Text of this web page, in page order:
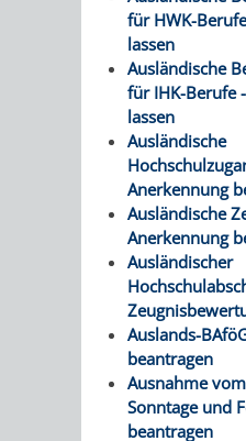
ROLF-
HAUS
IM
ALTEN
RATHAUS
für HWK-
lassen
Ausländische
für IHK-Berufe
lassen
Ausländische
Anerkennung
Ausländische
Anerkennung
Ausländischer
Auslands-
beantragen
Ausnahme
Sonntage und
beantragen